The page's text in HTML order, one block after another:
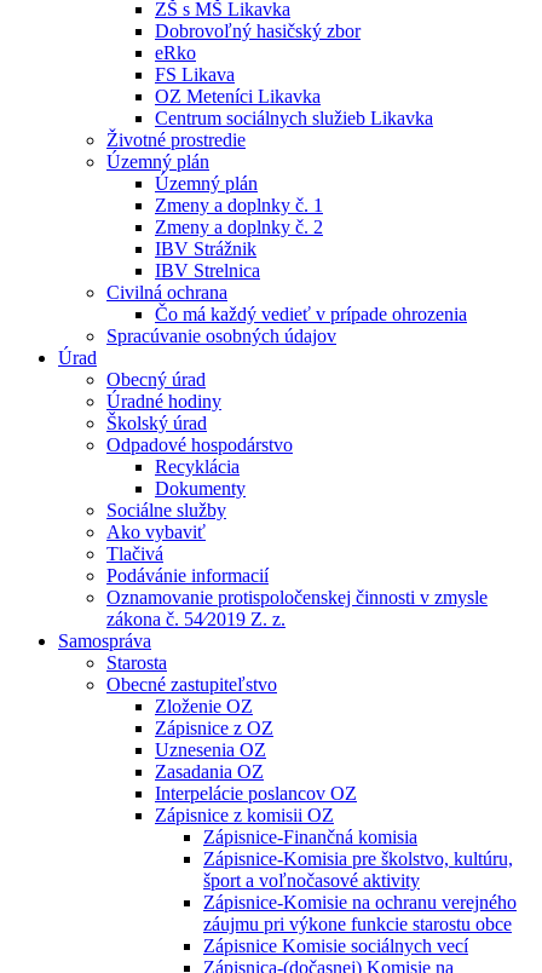
ZŠ s MŠ Likavka
Dobrovoľný hasičský zbor
eRko
FS Likava
OZ Meteníci Likavka
Centrum sociálnych služieb Likavka
Životné prostredie
Územný plán
Územný plán
Zmeny a doplnky č. 1
Zmeny a doplnky č. 2
IBV Strážnik
IBV Strelnica
Civilná ochrana
Čo má každý vedieť v prípade ohrozenia
Spracúvanie osobných údajov
Úrad
Obecný úrad
Úradné hodiny
Školský úrad
Odpadové hospodárstvo
Recyklácia
Dokumenty
Sociálne služby
Ako vybaviť
Tlačivá
Podávánie informacií
Oznamovanie protispoločenskej činnosti v zmysle
zákona č. 54⁄2019 Z. z.
Samospráva
Starosta
Obecné zastupiteľstvo
Zloženie OZ
Zápisnice z OZ
Uznesenia OZ
Zasadania OZ
Interpelácie poslancov OZ
Zápisnice z komisii OZ
Zápisnice-Finančná komisia
Zápisnice-Komisia pre školstvo, kultúru,
šport a voľnočasové aktivity
Zápisnice-Komisie na ochranu verejného
záujmu pri výkone funkcie starostu obce
Zápisnice Komisie sociálnych vecí
Zápisnica-(dočasnej) Komisie na